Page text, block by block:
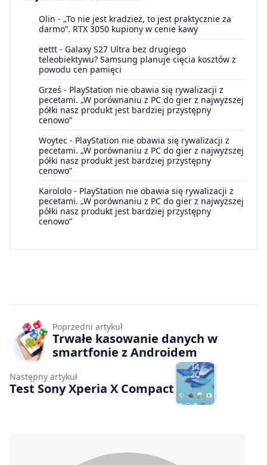
Olin - „To nie jest kradzież, to jest praktycznie za
darmo”. RTX 3050 kupiony w cenie kawy
eettt - Galaxy S27 Ultra bez drugiego
teleobiektywu? Samsung planuje cięcia kosztów z
powodu cen pamięci
Grześ - PlayStation nie obawia się rywalizacji z
pecetami. „W porównaniu z PC do gier z najwyższej
półki nasz produkt jest bardziej przystępny
cenowo”
Woytec - PlayStation nie obawia się rywalizacji z
pecetami. „W porównaniu z PC do gier z najwyższej
półki nasz produkt jest bardziej przystępny
cenowo”
Karololo - PlayStation nie obawia się rywalizacji z
pecetami. „W porównaniu z PC do gier z najwyższej
półki nasz produkt jest bardziej przystępny
cenowo”
Poprzedni artykuł
Trwałe kasowanie danych w
smartfonie z Androidem
Następny artykuł
Test Sony Xperia X Compact